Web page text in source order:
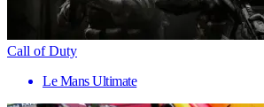
Call of Duty
Le Mans Ultimate